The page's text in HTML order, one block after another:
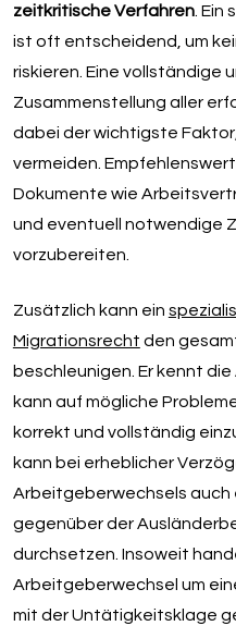
zeitkritische Verfahren .
ist oft entscheidend, um
riskieren. Eine vollständige
Zusammenstellung aller
dabei der wichtigste
vermeiden.
Dokumente wie
und eventuell notwendige
vorzubereiten.
Zusätzlich kann ein
Migrationsrecht den
beschleunigen. Er kennt
kann auf mögliche
korrekt und vollständig
kann bei erheblicher
Arbeitgeberwechsels auch
gegenüber der
durchsetzen. Insoweit
Arbeitgeberwechsel um
mit der Untätigkeitsklage